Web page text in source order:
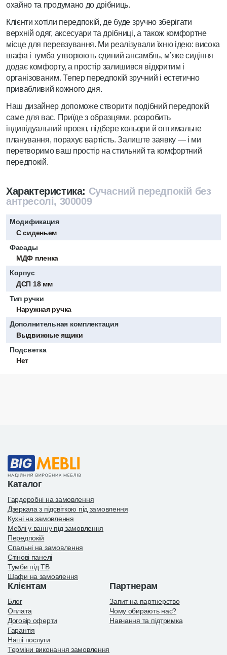
охайно та продумано до дрібниць.
Клієнти хотіли передпокій, де буде зручно зберігати
верхній одяг, аксесуари та дрібниці, а також комфортне
місце для перевзування. Ми реалізували їхню ідею: висока
шафа і тумба утворюють єдиний ансамбль, м’яке сидіння
додає комфорту, а простір залишився відкритим і
організованим. Тепер передпокій зручний і естетично
привабливий кожного дня.
Наш дизайнер допоможе створити подібний передпокій
саме для вас. Приїде з образцями, розробить
індивідуальний проект, підбере кольори й оптимальне
планування, порахує вартість. Залиште заявку — і ми
перетворимо ваш простір на стильний та комфортний
передпокій.
Характеристика: Сучасний передпокій без
антресолі, 300009
Модификация
С сиденьем
Фасады
МДФ пленка
Корпус
ДСП 18 мм
Тип ручки
Наружная ручка
Дополнительная комплектация
Выдвижные ящики
Подсветка
Нет
Каталог
Гардеробні на замовлення
Дзеркала з підсвіткою під замовлення
Кухні на замовлення
Меблі у ванну під замовлення
Передпокій
Спальні на замовлення
Стінові панелі
Тумби під ТВ
Шафи на замовлення
Клієнтам
Блог
Оплата
Договір оферти
Гарантія
Наші послуги
Терміни виконання замовлення
Партнерам
Запит на партнерство
Чому обирають нас?
Навчання та підтримка